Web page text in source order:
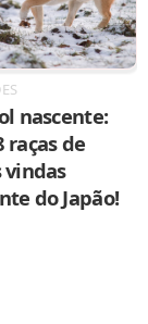
nascente:
raças de
vindas
do Japão!